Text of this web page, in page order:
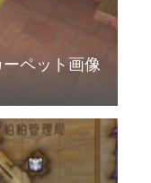
ペット画像